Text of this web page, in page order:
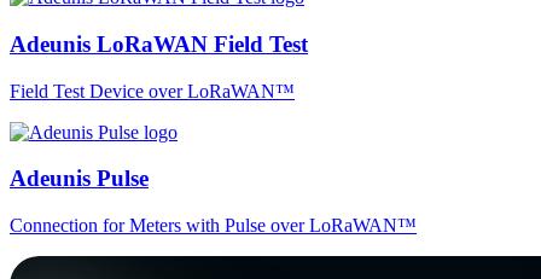
Adeunis LoRaWAN Field Test
Field Test Device over LoRaWAN™
Adeunis Pulse
Connection for Meters with Pulse over LoRaWAN™